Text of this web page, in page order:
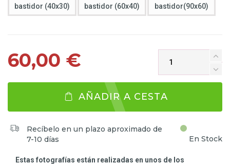
bastidor (40x30)
bastidor (60x40)
bastidor(90x60)
60,00 €
AÑADIR A CESTA
Recíbelo en un plazo aproximado de
7-10 días
En Stock
Estas fotografías están realizadas en unos de los